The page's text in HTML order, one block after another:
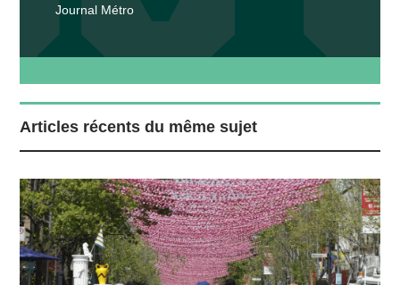
Journal Métro
Articles récents du même sujet